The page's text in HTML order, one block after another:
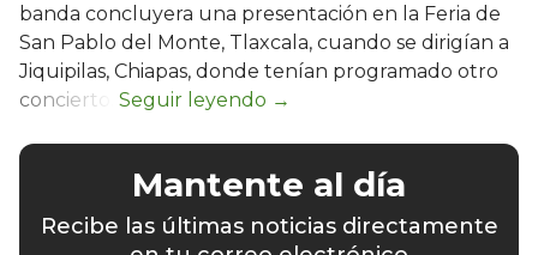
banda concluyera una presentación en la Feria de
San Pablo del Monte, Tlaxcala, cuando se dirigían a
Jiquipilas, Chiapas, donde tenían programado otro
concierto.
Mantente al día
Recibe las últimas noticias directamente